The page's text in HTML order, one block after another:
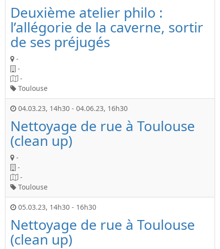
Deuxième atelier philo :
l’allégorie de la caverne, sortir
de ses préjugés
-
-
-
Toulouse
04.03.23, 14h30 - 04.06.23, 16h30
Nettoyage de rue à Toulouse
(clean up)
-
-
-
Toulouse
05.03.23, 14h30 - 16h30
Nettoyage de rue à Toulouse
(clean up)